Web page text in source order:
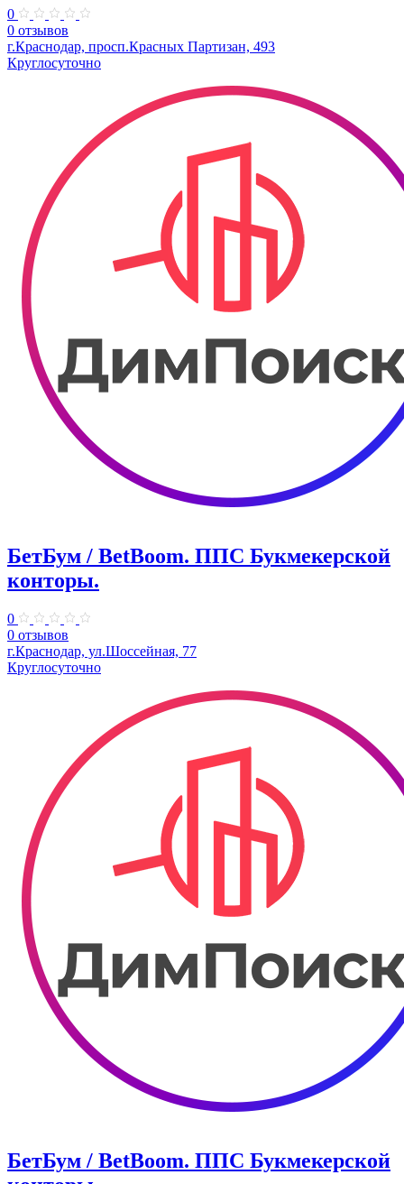
0
0 отзывов
г.Краснодар, просп.Красных Партизан, 493
Круглосуточно
БетБум / BetBoom. ППС Букмекерской
конторы.
0
0 отзывов
г.Краснодар, ул.Шоссейная, 77
Круглосуточно
БетБум / BetBoom. ППС Букмекерской